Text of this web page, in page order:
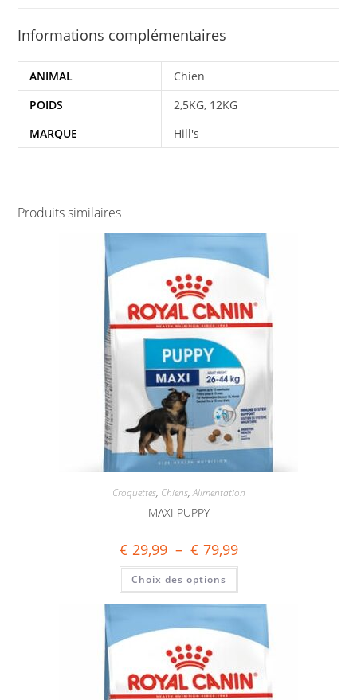
Informations complémentaires
ANIMAL
Chien
POIDS
2,5KG, 12KG
MARQUE
Hill's
Produits similaires
Croquettes, Chiens,Alimentation
MAXI PUPPY
€ 29,99 – € 79,99
Choix des options